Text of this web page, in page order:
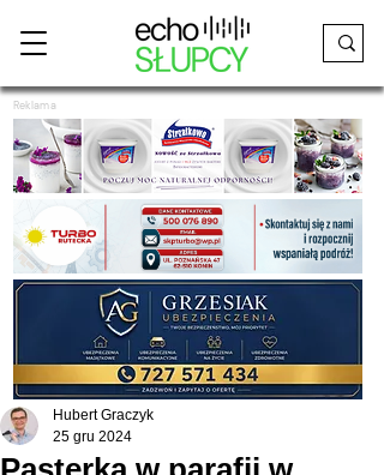
Reklama
Hubert Graczyk
25 gru 2024